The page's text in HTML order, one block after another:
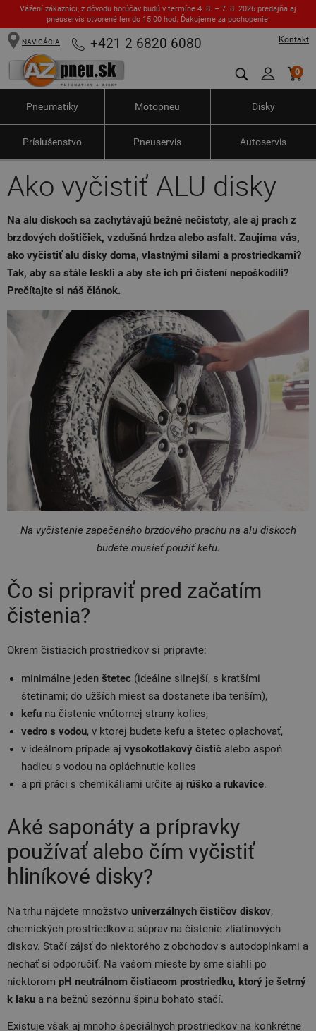
Vážení zákazníci, z dôvodu horúčav budú v termíne 4. 8. – 7. 8. 2026 predajňa aj
pneuservis otvorené len do 15:00 hod. Ďakujeme za pochopenie.
Kontakt
NAVIGÁCIA +421 2 6820 6080
0
Pneumatiky Motopneu Disky
Príslušenstvo Pneuservis Autoservis
Ako vyčistiť ALU disky
Na alu diskoch sa zachytávajú bežné nečistoty, ale aj prach z
brzdových doštičiek, vzdušná hrdza alebo asfalt. Zaujíma vás,
ako vyčistiť alu disky doma, vlastnými silami a prostriedkami?
Tak, aby sa stále leskli a aby ste ich pri čistení nepoškodili?
Prečítajte si náš článok.
Na vyčistenie zapečeného brzdového prachu na alu diskoch
budete musieť použiť kefu.
Čo si pripraviť pred začatím
čistenia?
Okrem čistiacich prostriedkov si pripravte:
minimálne jeden štetec (ideálne silnejší, s kratšími
štetinami; do užších miest sa dostanete iba tenším),
kefu na čistenie vnútornej strany kolies,
vedro s vodou, v ktorej budete kefu a štetec oplachovať,
v ideálnom prípade aj vysokotlakový čistič alebo aspoň
hadicu s vodou na opláchnutie kolies
a pri práci s chemikáliami určite aj rúško a rukavice.
Aké saponáty a prípravky
používať alebo čím vyčistiť
hliníkové disky?
Na trhu nájdete množstvo univerzálnych čističov diskov,
chemických prostriedkov a súprav na čistenie zliatinových
diskov. Stačí zájsť do niektorého z obchodov s autodoplnkami a
nechať si odporučiť. Na vašom mieste by sme siahli po
niektorom pH neutrálnom čistiacom prostriedku, ktorý je šetrný
k laku a na bežnú sezónnu špinu bohato stačí.
Existuje však aj mnoho špeciálnych prostriedkov na konkrétne